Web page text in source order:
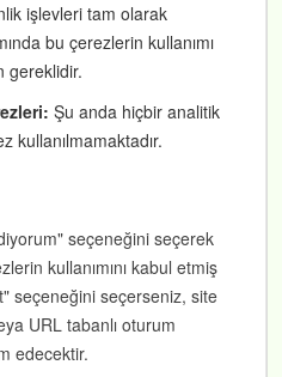
işlevleri tam olarak
bu çerezlerin kullanımı
gereklidir.
Şu anda hiçbir analitik
kullanılmamaktadır.
seçeneğini seçerek
kullanımını kabul etmiş
seçeneğini seçerseniz, site
URL tabanlı oturum
edecektir.